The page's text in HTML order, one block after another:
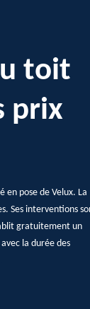
toit
prix
en pose de Velux. La
Ses interventions
gratuitement un
la durée des